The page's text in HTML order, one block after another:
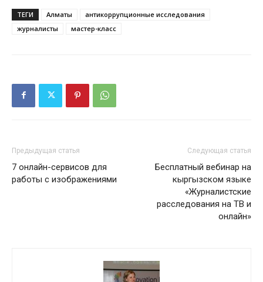
ТЕГИ Алматы
антикоррупционные исследования
журналисты
мастер-класс
Предыдущая статья
7 онлайн-сервисов для
работы с изображениями
Следующая статья
Бесплатный вебинар на
кыргызском языке
«Журналистские
расследования на ТВ и
онлайн»